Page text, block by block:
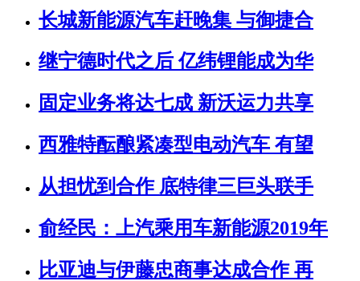
长城新能源汽车赶晚集 与御捷合
继宁德时代之后 亿纬锂能成为华
固定业务将达七成 新沃运力共享
西雅特酝酿紧凑型电动汽车 有望
从担忧到合作 底特律三巨头联手
俞经民：上汽乘用车新能源2019年
比亚迪与伊藤忠商事达成合作 再